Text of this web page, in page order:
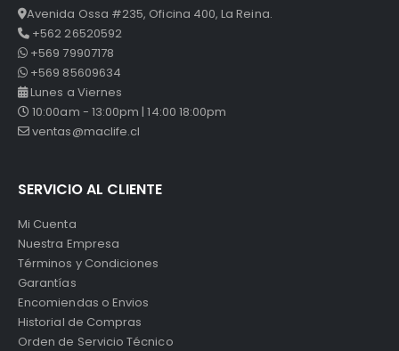
Avenida Ossa #235, Oficina 400, La Reina.
+562 26520592
+569 79907178
+569 85609634
Lunes a Viernes
10:00am - 13:00pm | 14:00 18:00pm
ventas@maclife.cl
SERVICIO AL CLIENTE
Mi Cuenta
Nuestra Empresa
Términos y Condiciones
Garantías
Encomiendas o Envios
Historial de Compras
Orden de Servicio Técnico